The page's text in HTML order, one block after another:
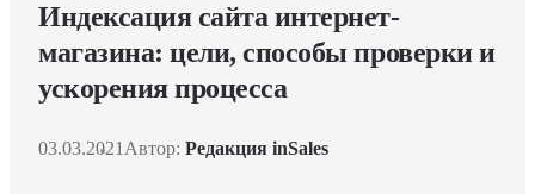
Индексация сайта интернет-
магазина: цели, способы проверки и
ускорения процесса
03.03.2021 Автор: Редакция inSales